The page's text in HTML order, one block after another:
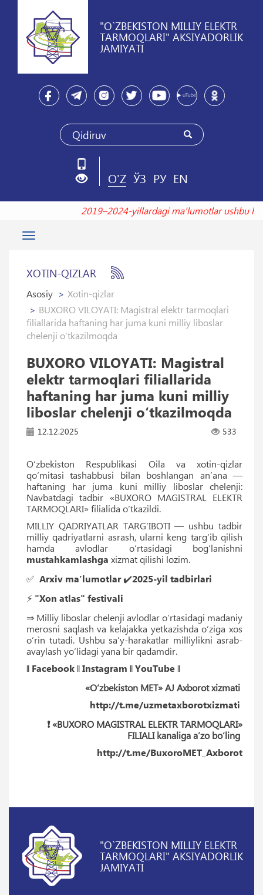
"O`ZBEKISTON MILLIY ELEKTR
TARMOQLARI" AKSIYADORLIK
JAMIYATI
O'Z ЎЗ РУ EN
2019–2024-yillardagi maʼlumotlar ushbu
Toggle
XOTIN-QIZLAR
Asosiy
Xotin-qizlar
BUXORO VILOYATI: Magistral elektr tarmoqlari
filiallarida haftaning har juma kuni milliy liboslar
chelenji o‘tkazilmoqda
BUXORO VILOYATI: Magistral
elektr tarmoqlari filiallarida
haftaning har juma kuni milliy
liboslar chelenji o‘tkazilmoqda
12.12.2025 533
O‘zbekiston Respublikasi Oila va xotin-qizlar
qo‘mitasi tashabbusi bilan boshlangan anʼana —
haftaning har juma kuni milliy liboslar chelenji:
Navbatdagi tadbir «BUXORO MAGISTRAL ELEKTR
TARMOQLARI» filialida o‘tkazildi.
MILLIY QADRIYATLAR TARG‘IBOTI — ushbu tadbir
milliy qadriyatlarni asrash, ularni keng targ‘ib qilish
hamda avlodlar o‘rtasidagi bog‘lanishni
mustahkamlashga xizmat qilishi lozim.
✅ Arxiv ma’lumotlar✔️2025-yil tadbirlari
⚡️ "Xon atlas" festivali
⇒ Milliy liboslar chelenji avlodlar o‘rtasidagi madaniy
merosni saqlash va kelajakka yetkazishda o‘ziga xos
o‘rin tutadi. Ushbu saʼy-harakatlar milliylikni asrab-
avaylash yo‘lidagi yana bir qadamdir.
‖ Facebook‖Instagram ‖YouTube‖
«O‘zbekiston MET» AJ Axborot xizmati
http://t.me/uzmetaxborotxizmati
❗️ «BUXORO MAGISTRAL ELEKTR TARMOQLARI»
FILIALI kanaliga a’zo bo‘ling
http://t.me/BuxoroMET_Axborot
"O`ZBEKISTON MILLIY ELEKTR
TARMOQLARI" AKSIYADORLIK
JAMIYATI